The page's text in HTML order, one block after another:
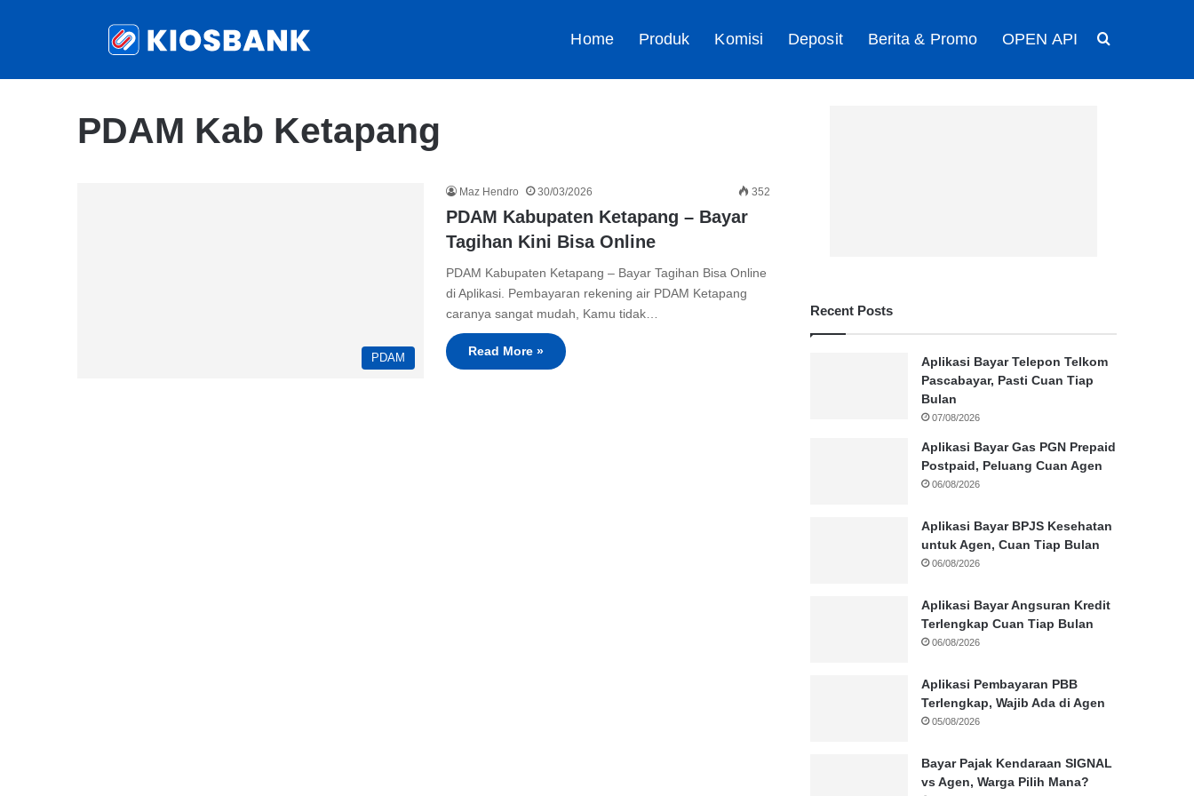
Home Produk Komisi Deposit Berita & Promo OPEN API
PDAM Kab Ketapang
PDAM
Maz Hendro 30/03/2026 352
PDAM Kabupaten Ketapang – Bayar
Tagihan Kini Bisa Online
PDAM Kabupaten Ketapang – Bayar Tagihan Bisa Online
di Aplikasi. Pembayaran rekening air PDAM Ketapang
caranya sangat mudah, Kamu tidak…
Read More »
Recent Posts
Aplikasi Bayar Telepon Telkom
Pascabayar, Pasti Cuan Tiap
Bulan
07/08/2026
Aplikasi Bayar Gas PGN Prepaid
Postpaid, Peluang Cuan Agen
06/08/2026
Aplikasi Bayar BPJS Kesehatan
untuk Agen, Cuan Tiap Bulan
06/08/2026
Aplikasi Bayar Angsuran Kredit
Terlengkap Cuan Tiap Bulan
06/08/2026
Aplikasi Pembayaran PBB
Terlengkap, Wajib Ada di Agen
05/08/2026
Bayar Pajak Kendaraan SIGNAL
vs Agen, Warga Pilih Mana?